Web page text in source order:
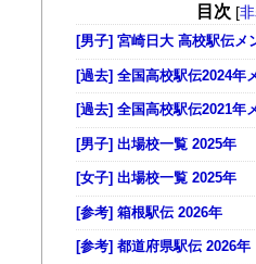
目次 [
[男子] 宮崎日大 高校駅伝メ
[過去] 全国高校駅伝2024年
[過去] 全国高校駅伝2021年
[男子] 出場校一覧 2025年
[女子] 出場校一覧 2025年
[参考] 箱根駅伝 2026年
[参考] 都道府県駅伝 2026年